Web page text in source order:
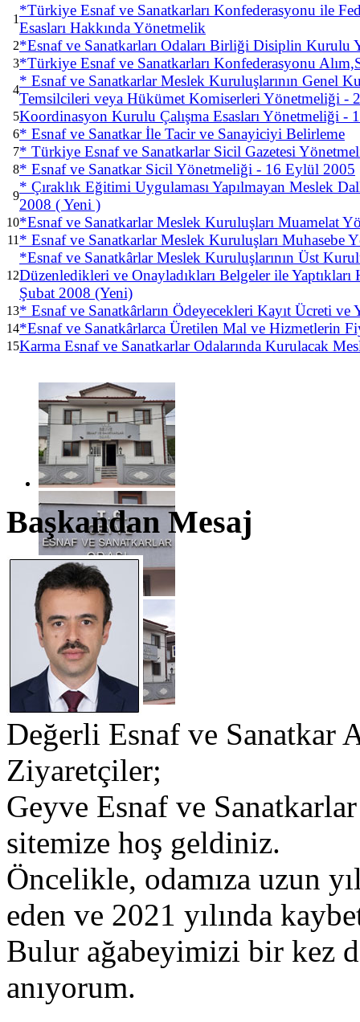
1
*Türkiye Esnaf ve Sanatkarları Konfederasyonu ile
Esasları Hakkında Yönetmelik
2*Esnaf ve Sanatkarları Odaları Birliği Disiplin Kurulu
3*Türkiye Esnaf ve Sanatkarları Konfederasyonu
4
* Esnaf ve Sanatkarlar Meslek Kuruluşlarının Genel
Temsilcileri veya Hükümet Komiserleri Yönetmeliği
5Koordinasyon Kurulu Çalışma Esasları Yönetmeliği -
6* Esnaf ve Sanatkar İle Tacir ve Sanayiciyi Belirleme
7* Türkiye Esnaf ve Sanatkarlar Sicil Gazetesi
8* Esnaf ve Sanatkar Sicil Yönetmeliği - 16 Eylül 2005
9
* Çıraklık Eğitimi Uygulaması Yapılmayan Meslek
2008 ( Yeni )
10*Esnaf ve Sanatkarlar Meslek Kuruluşları Muamelat
11 * Esnaf ve Sanatkarlar Meslek Kuruluşları Muhasebe
12
*Esnaf ve Sanatkârlar Meslek Kuruluşlarının Üst
Düzenledikleri ve Onayladıkları Belgeler ile
Şubat 2008 (Yeni)
13* Esnaf ve Sanatkârların Ödeyecekleri Kayıt Ücreti
14*Esnaf ve Sanatkârlarca Üretilen Mal ve Hizmetlerin
15Karma Esnaf ve Sanatkarlar Odalarında Kurulacak
Başkandan Mesaj
Değerli Esnaf ve Sanatkar
Ziyaretçiler;
​Geyve Esnaf ve
sitemize hoş geldiniz.
​Öncelikle, odamıza uzun
eden ve 2021 yılında
Bulur ağabeyimizi bir kez
anıyorum.